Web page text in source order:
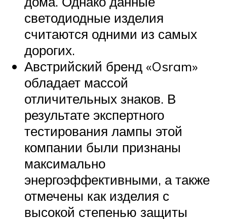
светодиодные изделия
считаются одними из самых
дорогих.
Австрийский бренд «Osram»
обладает массой
отличительных знаков. В
результате экспертного
тестирования лампы этой
компании были признаны
максимально
энергоэффективными, а также
отмечены как изделия с
высокой степенью защиты